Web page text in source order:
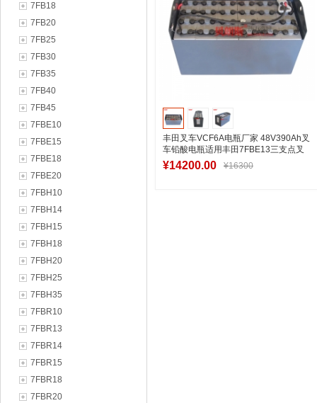
7FB18
7FB20
7FB25
7FB30
7FB35
7FB40
7FB45
7FBE10
7FBE15
7FBE18
7FBE20
7FBH10
7FBH14
7FBH15
7FBH18
7FBH20
7FBH25
7FBH35
7FBR10
7FBR13
7FBR14
7FBR15
7FBR18
7FBR20
丰田叉车VCF6A电瓶厂家 48V390Ah叉
车铅酸电瓶适用丰田7FBE13三支点叉
车电池
¥14200.00 ¥16300